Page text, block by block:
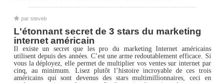
par steveb
L'étonnant secret de 3 stars du marketing
internet américain
Il existe un secret que les pro du marketing Internet américains
utilisent depuis des années. C’est une arme redoutablement efficace. Si
vous la déployez, elle permet de multiplier vos ventes sur internet par
cinq, au minimum. Lisez plutôt l’histoire incroyable de ces trois
américains qui sont devenus des stars multimillionnaires, ceci en